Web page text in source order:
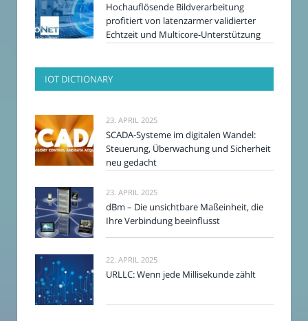
Hochauflösende Bildverarbeitung
profitiert von latenzarmer validierter
Echtzeit und Multicore-Unterstützung
IOT DICTIONARY
23. APRIL 2025
SCADA-Systeme im digitalen Wandel:
Steuerung, Überwachung und Sicherheit
neu gedacht
23. APRIL 2025
dBm – Die unsichtbare Maßeinheit, die
Ihre Verbindung beeinflusst
22. APRIL 2025
URLLC: Wenn jede Millisekunde zählt